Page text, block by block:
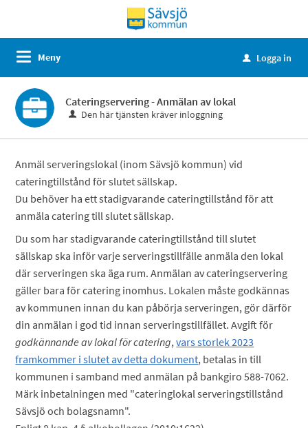
Meny u Logga in
Cateringservering - Anmälan av lokal
Den här tjänsten kräver inloggning
Anmäl serveringslokal (inom Sävsjö kommun) vid
cateringtillstånd för slutet sällskap.
Du behöver ha ett stadigvarande cateringtillstånd för att
anmäla catering till slutet sällskap.
Du som har stadigvarande cateringtillstånd till slutet
sällskap ska inför varje serveringstillfälle anmäla den lokal
där serveringen ska äga rum. Anmälan av cateringservering
gäller bara för catering inomhus. Lokalen måste godkännas
av kommunen innan du kan påbörja serveringen, gör därför
din anmälan i god tid innan serveringstillfället. Avgift för
godkännande av lokal för catering,vars storlek 2023
framkommer i slutet av detta dokument, betalas in till
kommunen i samband med anmälan på bankgiro 588-7062.
Märk inbetalningen med "cateringlokal serveringstillstånd
Sävsjö och bolagsnamn".